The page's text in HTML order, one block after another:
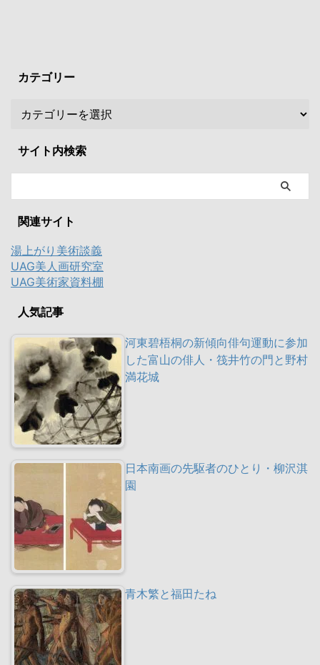
カテゴリー
サイト内検索
関連サイト
湯上がり美術談義
UAG美人画研究室
UAG美術家資料棚
人気記事
河東碧梧桐の新傾向俳句運動に参加
した富山の俳人・筏井竹の門と野村
満花城
日本南画の先駆者のひとり・柳沢淇
園
青木繁と福田たね